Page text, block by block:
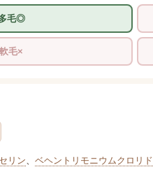
毛◎
毛×
リン、 ベヘントリモニウムクロリド